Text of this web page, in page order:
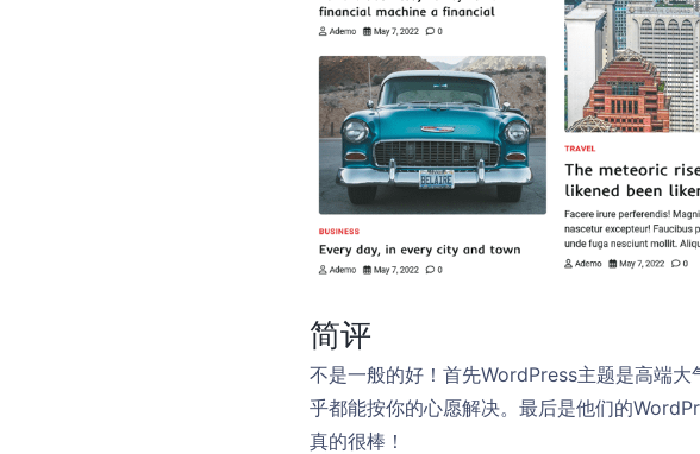
简评
不是一般的好！首先WordPress主题是高端
乎都能按你的心愿解决。最后是他们的
真的很棒！